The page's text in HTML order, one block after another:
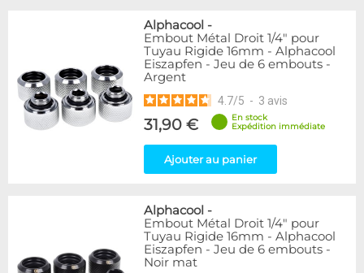
Alphacool -
Embout Métal Droit 1/4" pour
Tuyau Rigide 16mm - Alphacool
Eiszapfen - Jeu de 6 embouts -
Argent
4.7/5 - 3 avis
31,90 €
En stock
Expédition immédiate
Ajouter au panier
Alphacool -
Embout Métal Droit 1/4" pour
Tuyau Rigide 16mm - Alphacool
Eiszapfen - Jeu de 6 embouts -
Noir mat